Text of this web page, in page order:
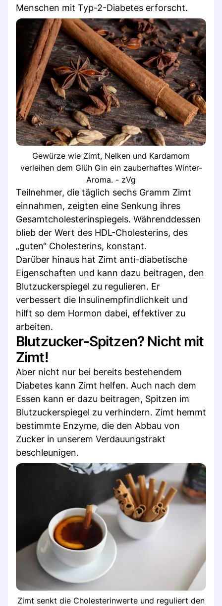
Menschen mit Typ-2-Diabetes erforscht.
Gewürze wie Zimt, Nelken und Kardamom
verleihen dem Glüh Gin ein zauberhaftes Winter-
Aroma. - zVg
Teilnehmer, die täglich sechs Gramm Zimt
einnahmen, zeigten eine Senkung ihres
Gesamtcholesterinspiegels. Währenddessen
blieb der Wert des HDL-Cholesterins, des
„guten“ Cholesterins, konstant.
Darüber hinaus hat Zimt anti-diabetische
Eigenschaften und kann dazu beitragen, den
Blutzuckerspiegel zu regulieren. Er
verbessert die Insulinempfindlichkeit und
hilft so dem Hormon dabei, effektiver zu
arbeiten.
Blutzucker-Spitzen? Nicht mit
Zimt!
Aber nicht nur bei bereits bestehendem
Diabetes kann Zimt helfen. Auch nach dem
Essen kann er dazu beitragen, Spitzen im
Blutzuckerspiegel zu verhindern. Zimt hemmt
bestimmte Enzyme, die den Abbau von
Zucker in unserem Verdauungstrakt
beschleunigen.
Zimt senkt die Cholesterinwerte und reguliert den